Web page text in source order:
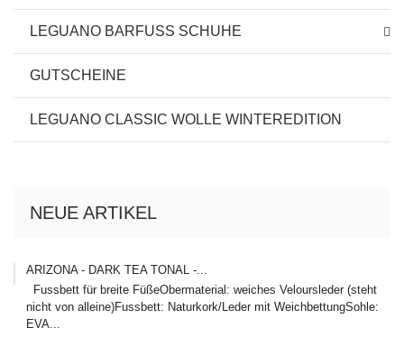
LEGUANO BARFUSS SCHUHE
GUTSCHEINE
LEGUANO CLASSIC WOLLE WINTEREDITION
NEUE ARTIKEL
ARIZONA - DARK TEA TONAL -...
Fussbett für breite FüßeObermaterial: weiches Veloursleder (steht
nicht von alleine)Fussbett: Naturkork/Leder mit WeichbettungSohle:
EVA...